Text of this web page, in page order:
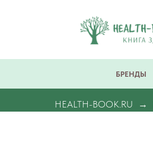
БРЕНДЫ
HEALTH-BOOK.RU